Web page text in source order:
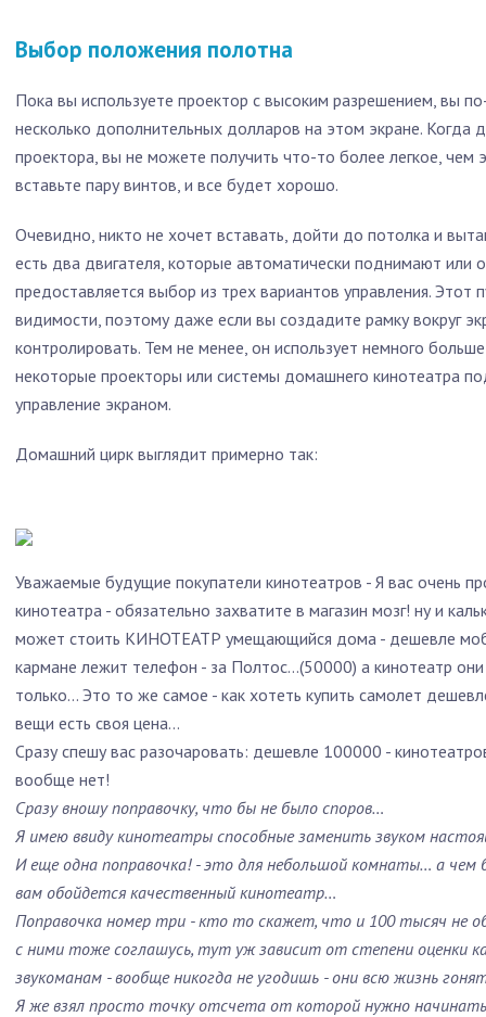
Выбор положения полотна
Пока вы используете проектор с высоким разрешением, вы
несколько дополнительных долларов на этом экране. Когда
проектора, вы не можете получить что-то более легкое, чем
вставьте пару винтов, и все будет хорошо.
Очевидно, никто не хочет вставать, дойти до потолка и
есть два двигателя, которые автоматически поднимают или
предоставляется выбор из трех вариантов управления. Этот
видимости, поэтому даже если вы создадите рамку вокруг
контролировать. Тем не менее, он использует немного
некоторые проекторы или системы домашнего кинотеатра
управление экраном.
Домашний цирк выглядит примерно так:
Уважаемые будущие покупатели кинотеатров - Я вас очень
кинотеатра - обязательно захватите в магазин мозг! ну и
может стоить КИНОТЕАТР умещающийся дома - дешевле
кармане лежит телефон - за Полтос…(50000) а кинотеатр
только… Это то же самое - как хотеть купить самолет
вещи есть своя цена…
Сразу спешу вас разочаровать: дешевле 100000 -
вообще нет!
Сразу вношу поправочку, что бы не было споров…
Я имею ввиду кинотеатры способные заменить звуком
И еще одна поправочка! - это для небольшой комнаты… а
вам обойдется качественный кинотеатр…
Поправочка номер три - кто то скажет, что и 100 тысяч не
с ними тоже соглашусь, тут уж зависит от степени оценки
звукоманам - вообще никогда не угодишь - они всю жизнь
Я же взял просто точку отсчета от которой нужно